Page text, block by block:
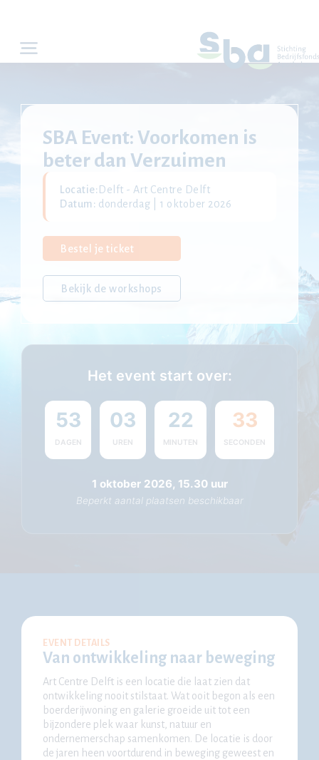
SBA Event: Voorkomen is
beter dan Verzuimen
Locatie:
Datum:
Delft - Art Centre Delft
donderdag | 1 oktober 2026
Bestel je ticket
Bekijk de workshops
Het event start over:
53
DAGEN
03
UREN
22
MINUTEN
33
SECONDEN
1 oktober 2026, 15.30 uur
Beperkt aantal plaatsen beschikbaar
EVENT DETAILS
Van ontwikkeling naar beweging
Art Centre Delft is een locatie die laat zien dat
ontwikkeling nooit stilstaat. Wat ooit begon als een
boerderijwoning en galerie groeide uit tot een
bijzondere plek waar kunst, natuur en
ondernemerschap samenkomen. De locatie is door
de jaren heen voortdurend in beweging geweest en